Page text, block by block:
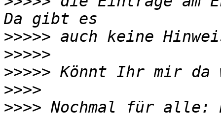
>>>>>
>>>>>
>>>>>
>>>>
>>>> Nochmal für alle: